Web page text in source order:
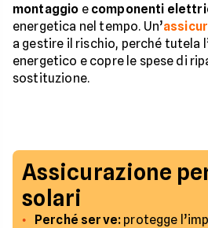
montaggio e componenti
energetica nel tempo. Un’
a gestire il rischio, perché tutela
energetico e copre le spese di
sostituzione.
Assicurazione
solari
Perché serve: protegge